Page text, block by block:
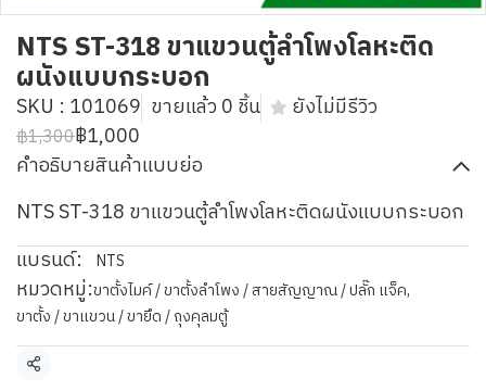
NTS ST-318 ขาแขวนตู้ลำโพงโลหะติด
ผนังแบบกระบอก
SKU : 101069 ขายแล้ว 0 ชิ้น ยังไม่มีรีวิว
฿1,300฿1,000
คำอธิบายสินค้าแบบย่อ
NTS ST-318 ขาแขวนตู้ลำโพงโลหะติดผนังแบบกระบอก
แบรนด์:
NTS
หมวดหมู่:ขาตั้งไมค์ / ขาตั้งลำโพง / สายสัญญาณ / ปลั๊ก แจ็ค,
ขาตั้ง / ขาแขวน / ขายึด / ถุงคุลมตู้
แชร์